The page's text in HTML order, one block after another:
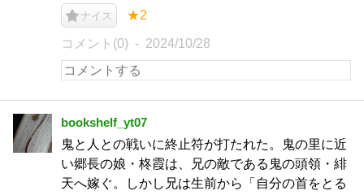
ナイス ★2
コメント(0) 2024/10/28
bookshelf_yt07
鬼と人との戦いに終止符が打たれた。鬼の里に近
い郷長の娘・柊霞は、兄の敵である鬼の頭領・緋
天へ嫁ぐ。しかし兄は生前から「自分の首をとる